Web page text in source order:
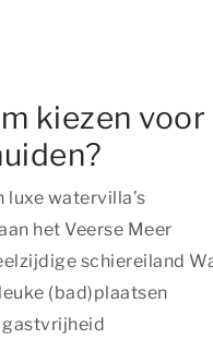
kiezen
luxe watervilla’s
het Veerse Meer
schiereiland
(bad)plaatsen
gastvrijheid